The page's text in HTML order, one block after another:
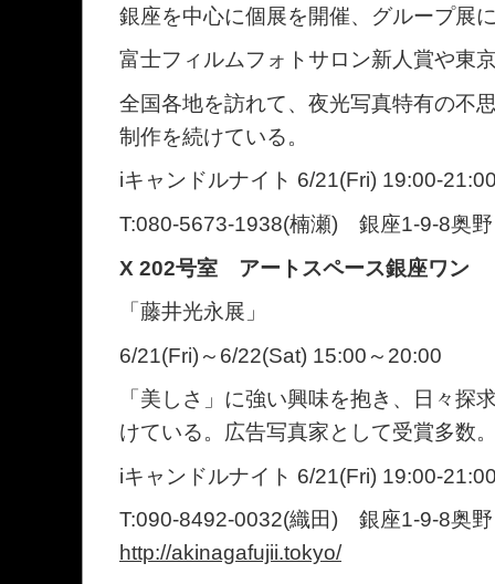
銀座を中心に個展を開催、グループ展
富士フィルムフォトサロン新人賞や東
全国各地を訪れて、夜光写真特有の不
制作を続けている。
iキャンドルナイト 6/21(Fri) 19:00-
T:080-5673-1938(楠瀬) 銀座1-9-8奥
X 202号室 アートスペース銀座ワン
「藤井光永展」
6/21(Fri)～6/22(Sat) 15:00～20:00
「美しさ」に強い興味を抱き、日々探
けている。広告写真家として受賞多数
iキャンドルナイト 6/21(Fri) 19:00-
T:090-8492-0032(織田) 銀座1-9-8奥
http://akinagafujii.tokyo/